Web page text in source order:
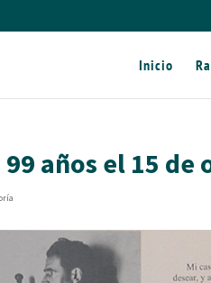
Inicio
años el 15 de